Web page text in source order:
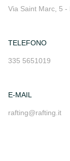
Via Saint Marc, 5 -
TELEFONO
335 5651019
E-MAIL
rafting@rafting.it